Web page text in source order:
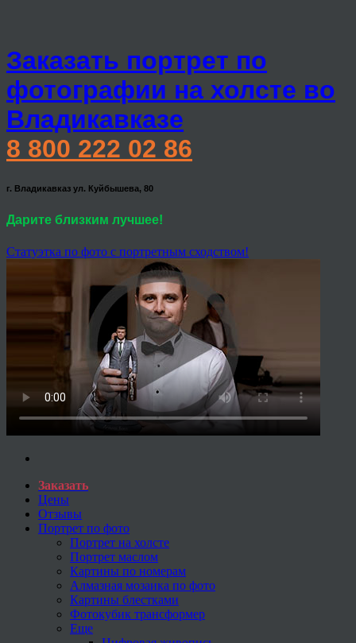
Заказать портрет по
фотографии на холсте во
Владикавказе
8 800 222 02 86
г. Владикавказ ул. Куйбышева, 80
Дарите близким лучшее!
Статуэтка по фото с портретным сходством!
Заказать
Цены
Отзывы
Портрет по фото
Портрет на холсте
Портрет маслом
Картины по номерам
Алмазная мозаика по фото
Картины блестками
Фотокубик трансформер
Еще